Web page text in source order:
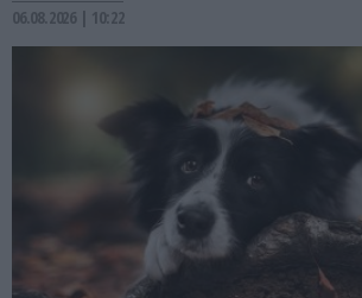
06.08.2026 | 10:22